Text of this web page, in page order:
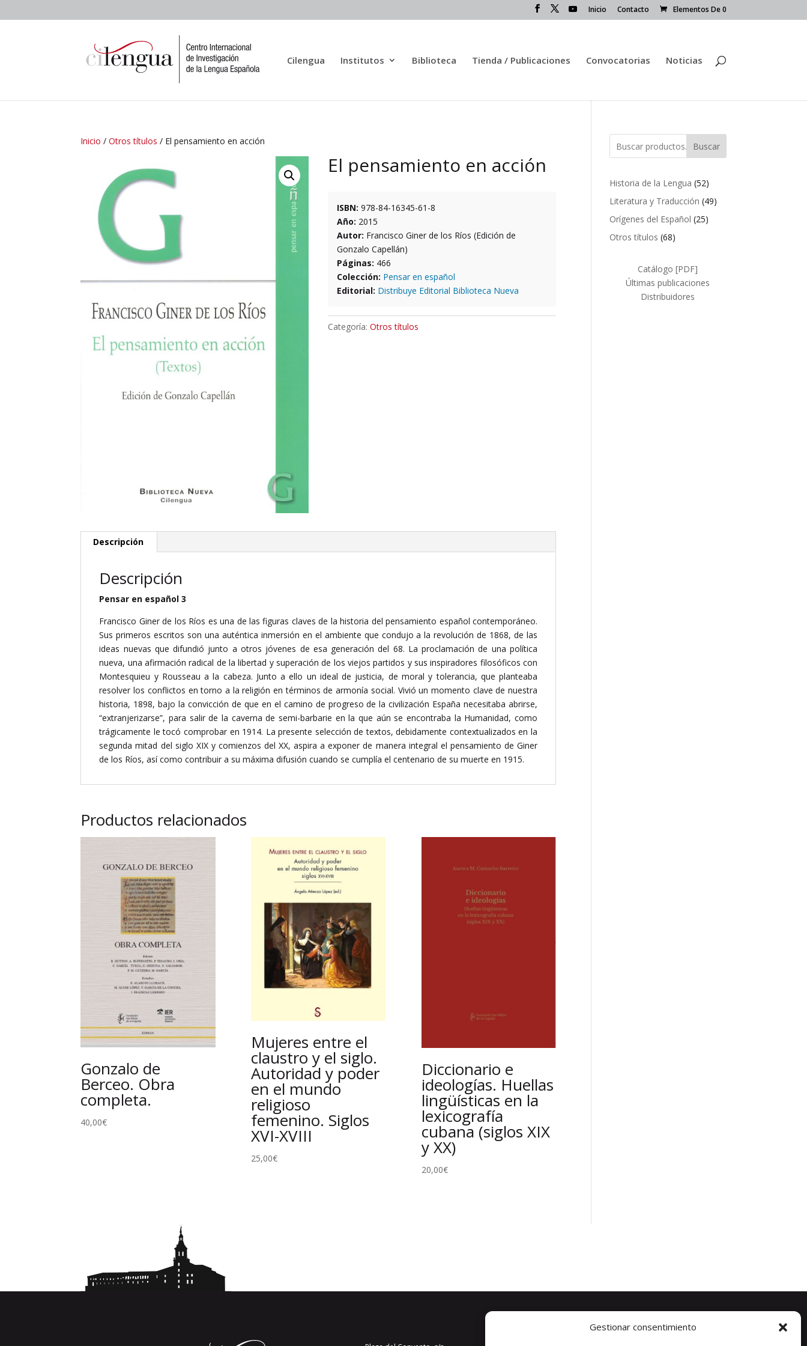
Gestionar consentimiento
Inicio Contacto Elementos De 0
Cilengua Institutos Biblioteca Tienda / Publicaciones Convocatorias Noticias
Inicio /Otros títulos / El pensamiento en acción
El pensamiento en acción
ISBN: 978-84-16345-61-8
Año: 2015
Autor: Francisco Giner de los Ríos (Edición de
Gonzalo Capellán)
Páginas: 466
Colección: Pensar en español
Editorial: Distribuye Editorial Biblioteca Nueva
Categoría:Otros títulos
Descripción
Descripción
Pensar en español 3
Francisco Giner de los Ríos es una de las figuras claves de la historia del pensamiento español contemporáneo.
Sus primeros escritos son una auténtica inmersión en el ambiente que condujo a la revolución de 1868, de las
ideas nuevas que difundió junto a otros jóvenes de esa generación del 68. La proclamación de una política
nueva, una afirmación radical de la libertad y superación de los viejos partidos y sus inspiradores filosóficos con
Montesquieu y Rousseau a la cabeza. Junto a ello un ideal de justicia, de moral y tolerancia, que planteaba
resolver los conflictos en torno a la religión en términos de armonía social. Vivió un momento clave de nuestra
historia, 1898, bajo la convicción de que en el camino de progreso de la civilización España necesitaba abrirse,
“extranjerizarse”, para salir de la caverna de semi-barbarie en la que aún se encontraba la Humanidad, como
trágicamente le tocó comprobar en 1914. La presente selección de textos, debidamente contextualizados en la
segunda mitad del siglo XIX y comienzos del XX, aspira a exponer de manera integral el pensamiento de Giner
de los Ríos, así como contribuir a su máxima difusión cuando se cumplía el centenario de su muerte en 1915.
Productos relacionados
Gonzalo de
Berceo. Obra
completa.
40,00€
Mujeres entre el
claustro y el siglo.
Autoridad y poder
en el mundo
religioso
femenino. Siglos
XVI-XVIII
25,00€
Diccionario e
ideologías. Huellas
lingüísticas en la
lexicografía
cubana (siglos XIX
y XX)
20,00€
Buscar
Historia de la Lengua 5252
productos
Literatura y Traducción 4949
Orígenes del Español 2525
Otros títulos 6868
Catálogo [PDF]
Últimas publicaciones
Distribuidores